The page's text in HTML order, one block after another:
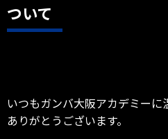
ついて
いつもガンバ大阪アカデミーに
ありがとうございます。